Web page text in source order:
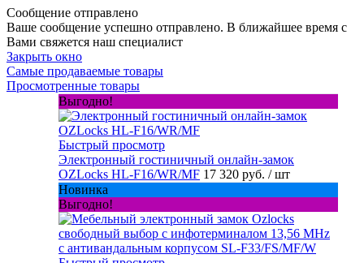
Сообщение отправлено
Ваше сообщение успешно отправлено. В ближайшее время с
Вами свяжется наш специалист
Закрыть окно
Самые продаваемые товары
Просмотренные товары
Выгодно!
Быстрый просмотр
Электронный гостиничный онлайн-замок
OZLocks HL-F16/WR/MF 17 320 руб. / шт
Новинка
Выгодно!